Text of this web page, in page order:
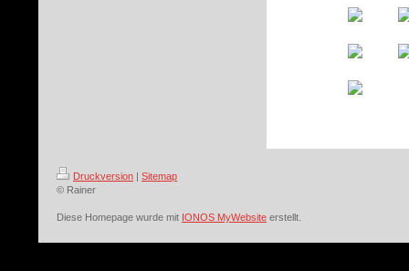
Druckversion | Sitemap
© Rainer
Diese Homepage wurde mit IONOS MyWebsite erstellt.